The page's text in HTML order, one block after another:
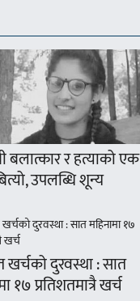
बलात्कार र हत्याको एक
उपलब्धि शून्य
दुरवस्था : सात
१७ प्रतिशतमात्रै खर्च